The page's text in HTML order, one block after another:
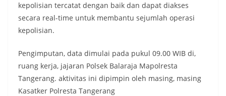
kepolisian tercatat dengan baik dan dapat diakses
secara real-time untuk membantu sejumlah operasi
kepolisian.
Pengimputan, data dimulai pada pukul 09.00 WIB di,
ruang kerja, jajaran Polsek Balaraja Mapolresta
Tangerang. aktivitas ini dipimpin oleh masing, masing
Kasatker Polresta Tangerang